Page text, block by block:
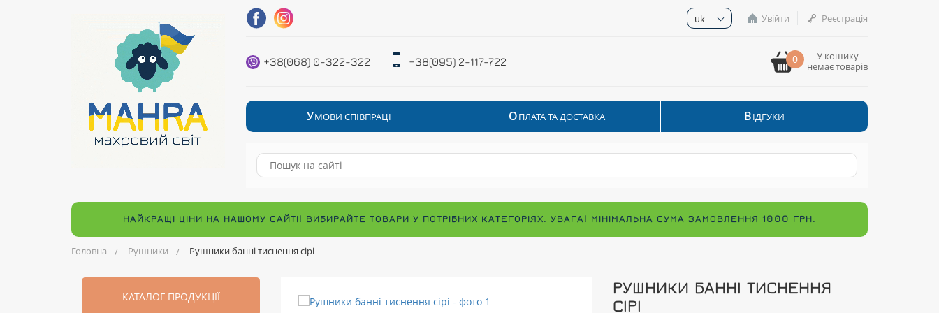
uk Увійти Реєстрація
+38(068) 0-322-322 +38(095) 2-117-722 0
У кошику
немає товарів
УМОВИ СПІВПРАЦІ ОПЛАТА ТА ДОСТАВКА ВІДГУКИ
НАЙКРАЩІ ЦІНИ НА НАШОМУ САЙТІ! ВИБИРАЙТЕ ТОВАРИ У ПОТРІБНИХ КАТЕГОРІЯХ. УВАГА! МІНІМАЛЬНА СУМА ЗАМОВЛЕННЯ 1000 ГРН.
Головна Рушники Рушники банні тиснення сірі
КАТАЛОГ ПРОДУКЦІЇ
РУШНИКИ БАННІ ТИСНЕННЯ
СІРІ